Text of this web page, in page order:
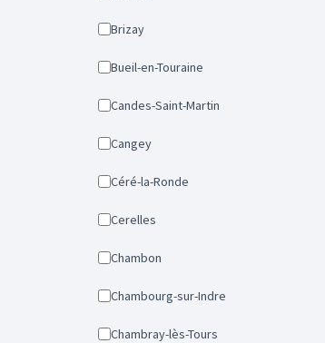
Brizay
Bueil-en-Touraine
Candes-Saint-Martin
Cangey
Céré-la-Ronde
Cerelles
Chambon
Chambourg-sur-Indre
Chambray-lès-Tours